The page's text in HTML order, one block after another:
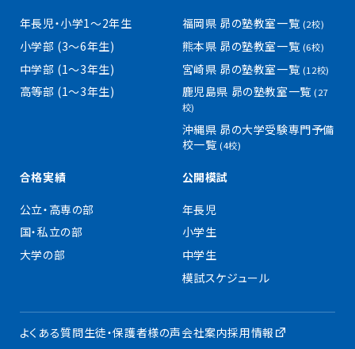
年長児・小学1〜2年生
小学部 (3〜6年生)
中学部 (1〜3年生)
高等部 (1〜3年生)
福岡県 昴の塾教室一覧 (2校)
熊本県 昴の塾教室一覧 (6校)
宮崎県 昴の塾教室一覧 (12校)
鹿児島県 昴の塾教室一覧(27
校)
沖縄県 昴の大学受験専門予備
校一覧 (4校)
合格実績
公立・高専の部
国・私立の部
大学の部
公開模試
年長児
小学生
中学生
模試スケジュール
よくある質問生徒・保護者様の声会社案内採用情報